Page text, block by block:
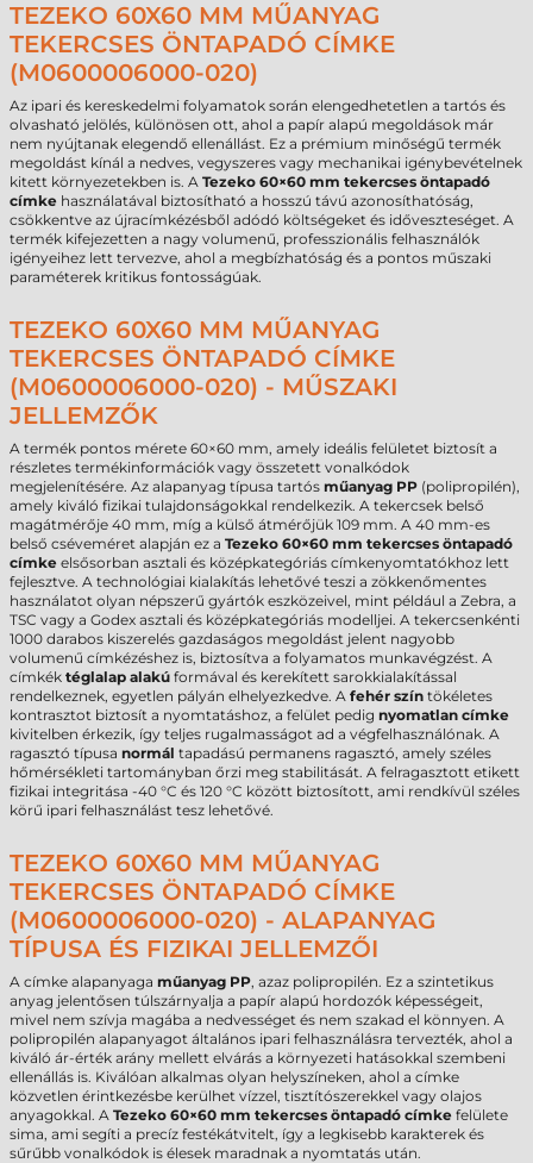
TEZEKO 60X60 MM MŰANYAG
TEKERCSES ÖNTAPADÓ CÍMKE
(M0600006000-020)
Az ipari és kereskedelmi folyamatok során elengedhetetlen a tartós és
olvasható jelölés, különösen ott, ahol a papír alapú megoldások már
nem nyújtanak elegendő ellenállást. Ez a prémium minőségű termék
megoldást kínál a nedves, vegyszeres vagy mechanikai igénybevételnek
kitett környezetekben is. A Tezeko 60×60 mm tekercses öntapadó
címke használatával biztosítható a hosszú távú azonosíthatóság,
csökkentve az újracímkézésből adódó költségeket és időveszteséget. A
termék kifejezetten a nagy volumenű, professzionális felhasználók
igényeihez lett tervezve, ahol a megbízhatóság és a pontos műszaki
paraméterek kritikus fontosságúak.
TEZEKO 60X60 MM MŰANYAG
TEKERCSES ÖNTAPADÓ CÍMKE
(M0600006000-020) - MŰSZAKI
JELLEMZŐK
A termék pontos mérete 60×60 mm, amely ideális felületet biztosít a
részletes termékinformációk vagy összetett vonalkódok
megjelenítésére. Az alapanyag típusa tartós műanyag PP (polipropilén),
amely kiváló fizikai tulajdonságokkal rendelkezik. A tekercsek belső
magátmérője 40 mm, míg a külső átmérőjük 109 mm. A 40 mm-es
belső cséveméret alapján ez a Tezeko 60×60 mm tekercses öntapadó
címke elsősorban asztali és középkategóriás címkenyomtatókhoz lett
fejlesztve. A technológiai kialakítás lehetővé teszi a zökkenőmentes
használatot olyan népszerű gyártók eszközeivel, mint például a Zebra, a
TSC vagy a Godex asztali és középkategóriás modelljei. A tekercsenkénti
1000 darabos kiszerelés gazdaságos megoldást jelent nagyobb
volumenű címkézéshez is, biztosítva a folyamatos munkavégzést. A
címkék téglalap alakú formával és kerekített sarokkialakítással
rendelkeznek, egyetlen pályán elhelyezkedve. A fehér szín tökéletes
kontrasztot biztosít a nyomtatáshoz, a felület pedig nyomatlan címke
kivitelben érkezik, így teljes rugalmasságot ad a végfelhasználónak. A
ragasztó típusa normál tapadású permanens ragasztó, amely széles
hőmérsékleti tartományban őrzi meg stabilitását. A felragasztott etikett
fizikai integritása -40 °C és 120 °C között biztosított, ami rendkívül széles
körű ipari felhasználást tesz lehetővé.
TEZEKO 60X60 MM MŰANYAG
TEKERCSES ÖNTAPADÓ CÍMKE
(M0600006000-020) - ALAPANYAG
TÍPUSA ÉS FIZIKAI JELLEMZŐI
A címke alapanyaga műanyag PP, azaz polipropilén. Ez a szintetikus
anyag jelentősen túlszárnyalja a papír alapú hordozók képességeit,
mivel nem szívja magába a nedvességet és nem szakad el könnyen. A
polipropilén alapanyagot általános ipari felhasználásra tervezték, ahol a
kiváló ár-érték arány mellett elvárás a környezeti hatásokkal szembeni
ellenállás is. Kiválóan alkalmas olyan helyszíneken, ahol a címke
közvetlen érintkezésbe kerülhet vízzel, tisztítószerekkel vagy olajos
anyagokkal. A Tezeko 60×60 mm tekercses öntapadó címke felülete
sima, ami segíti a precíz festékátvitelt, így a legkisebb karakterek és
sűrűbb vonalkódok is élesek maradnak a nyomtatás után.